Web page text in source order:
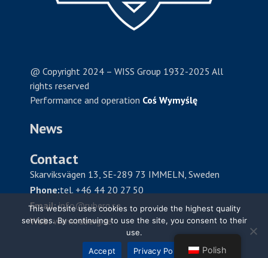
@ Copyright 2024 – WISS Group 1932-2025 All
rights reserved
Performance and operation Coś Wymyślę
News
Contact
Skarviksvägen 13, SE-289 73 IMMELN, Sweden
Phone:tel. +46 44 20 27 50
Email:info@ruberg.se
Web:www.ruberg.se
Polish
This website uses cookies to provide the highest quality
services. By continuing to use the site, you consent to their
use.
Accept
Privacy Policy